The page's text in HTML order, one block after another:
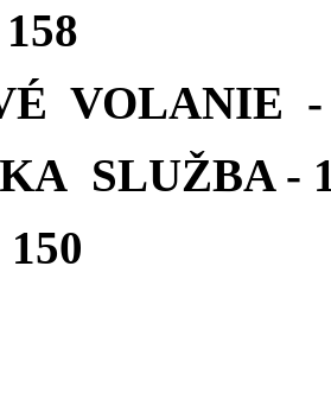
VOLANIE -
SLUŽBA -